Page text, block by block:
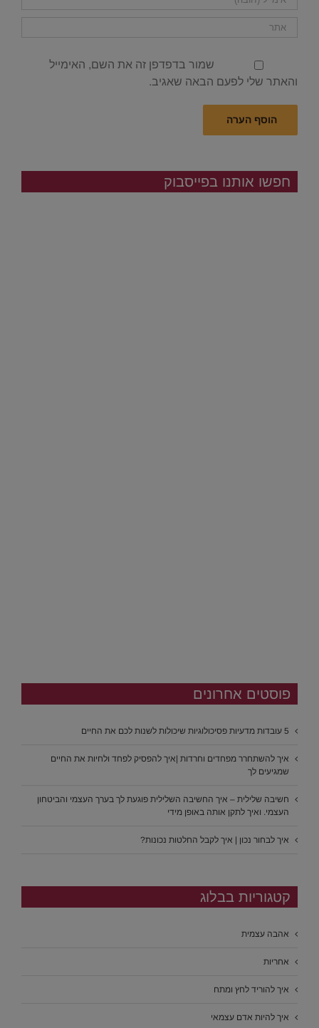
שמור בדפדפן זה את השם, האימייל
והאתר שלי לפעם הבאה שאגיב.
חפשו אותנו בפייסבוק
פוסטים אחרונים
5 עובדות מדעיות פסיכולוגיות שיכולות לשנות לכם את החיים
איך להשתחרר מפחדים וחרדות |איך להפסיק לפחד ולחיות את החיים
שמגיעים לך
חשיבה שלילית – איך החשיבה השלילית פוגעת לך בערך העצמי והביטחון
העצמי. ואיך לתקן אותה באופן מידי
איך לבחור נכון | איך לקבל החלטות נכונות?
קטגוריות בבלוג
אהבה עצמית
אחריות
איך להוריד לחץ ומתח
איך להיות אדם עצמאי